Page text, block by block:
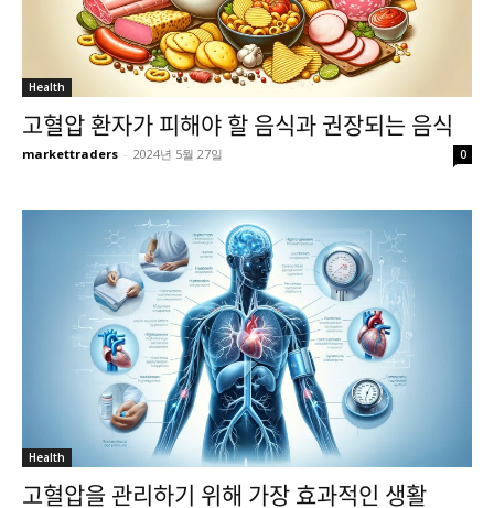
Health
고혈압 환자가 피해야 할 음식과 권장되는 음식
markettraders - 2024년 5월 27일 0
Health
고혈압을 관리하기 위해 가장 효과적인 생활